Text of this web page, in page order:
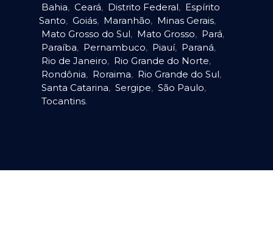
Bahia, Ceará, Distrito Federal, Espírito
Santo, Goiás, Maranhão, Minas Gerais,
Mato Grosso do Sul, Mato Grosso, Pará,
Paraíba, Pernambuco, Piauí, Paraná,
Rio de Janeiro, Rio Grande do Norte,
Rondônia, Roraima, Rio Grande do Sul,
Santa Catarina, Sergipe, São Paulo,
Tocantins.